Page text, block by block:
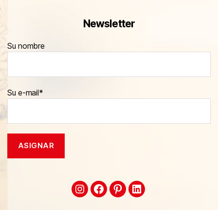
Newsletter
Su nombre
Su e-mail*